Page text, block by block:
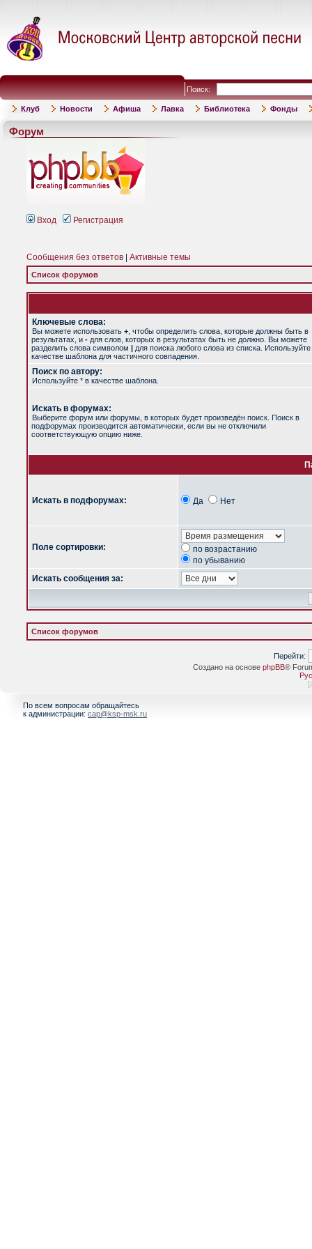
Поиск:
Клуб Новости Афиша Лавка Библиотека Фонды
Форум
Вход Регистрация
Сообщения без ответов Активные темы
Список форумов
Ключевые слова:
Вы можете использовать + , чтобы определить слова, которые должны быть в
результатах, и - для слов, которых в результатах быть не должно. Вы можете
разделить слова символом | для поиска любого слова из списка. Используйте
качестве шаблона для частичного совпадения.
Поиск по автору:
Используйте * в качестве шаблона.
Искать в форумах:
Выберите форум или форумы, в которых будет произведён поиск. Поиск в
подфорумах производится автоматически, если вы не отключили
соответствующую опцию ниже.
Искать в подфорумах: Да Нет
Поле сортировки:
по возрастанию
по убыванию
Искать сообщения за:
Список форумов
Перейти:
Создано на основе phpBB®
[
По всем вопросам обращайтесь
к администрации: cap@ksp-msk.ru